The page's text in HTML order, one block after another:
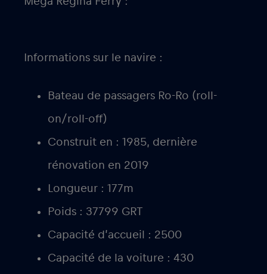
Informations sur le navire :
Bateau de passagers Ro-Ro (roll-
on/roll-off)
Construit en : 1985, dernière
rénovation en 2019
Longueur : 177m
Poids : 37799 GRT
Capacité d’accueil : 2500
Capacité de la voiture : 430